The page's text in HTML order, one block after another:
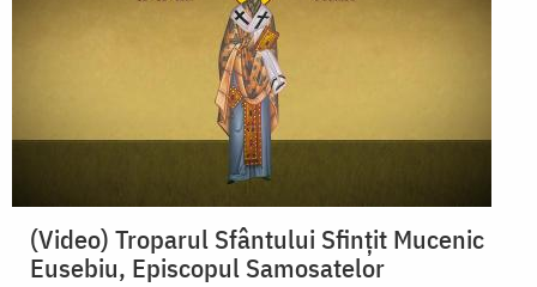
(Video) Troparul Sfântului Sfințit Mucenic
Eusebiu, Episcopul Samosatelor